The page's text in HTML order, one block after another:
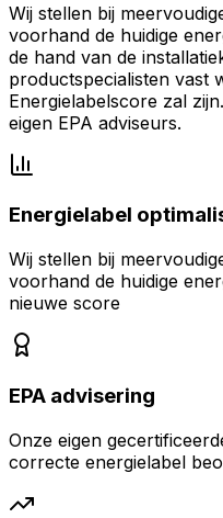
Wij stellen bij
voorhand de huidige
de hand van de
productspecialisten vast
Energielabelscore zal
eigen EPA adviseurs.
Energielabel
Wij stellen bij
voorhand de huidige
nieuwe score
EPA advisering
Onze eigen
correcte energielabel